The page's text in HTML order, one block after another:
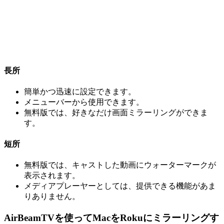
長所
簡単かつ迅速に設定できます。
メニューバーから使用できます。
無料版では、好きなだけ画面ミラーリングができま
す。
短所
無料版では、キャストした動画にウォーターマークが
表示されます。
メディアプレーヤーとしては、提供できる機能があま
りありません。
AirBeamTVを使ってMacをRokuにミラーリングす